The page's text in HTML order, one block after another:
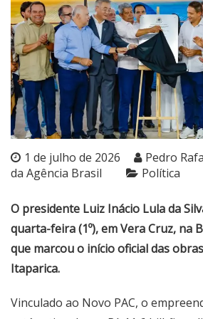
1 de julho de 2026
Pedro
da Agência Brasil
Política
O presidente Luiz Inácio Lula da
quarta-feira (1º), em Vera Cruz, na
que marcou o início oficial das
Itaparica.
Vinculado ao Novo PAC, o